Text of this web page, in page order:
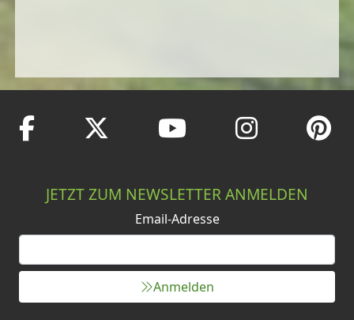
JETZT ZUM NEWSLETTER ANMELDEN
Email-Adresse
Anmelden